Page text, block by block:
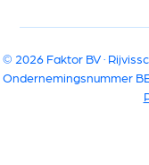
© 2026 Faktor BV ·
Ondernemingsnummer